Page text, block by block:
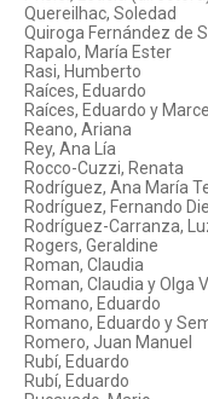
Quereilhac, Soledad
Quiroga Fernández de
Rapalo, María Ester
Rasi, Humberto
Raíces, Eduardo
Raíces, Eduardo y
Reano, Ariana
Rey, Ana Lía
Rocco-Cuzzi, Renata
Rodríguez, Ana María
Rodríguez, Fernando
Rodríguez-Carranza,
Rogers, Geraldine
Roman, Claudia
Roman, Claudia y Olga
Romano, Eduardo
Romano, Eduardo y
Romero, Juan Manuel
Rubí, Eduardo
Rubí, Eduardo